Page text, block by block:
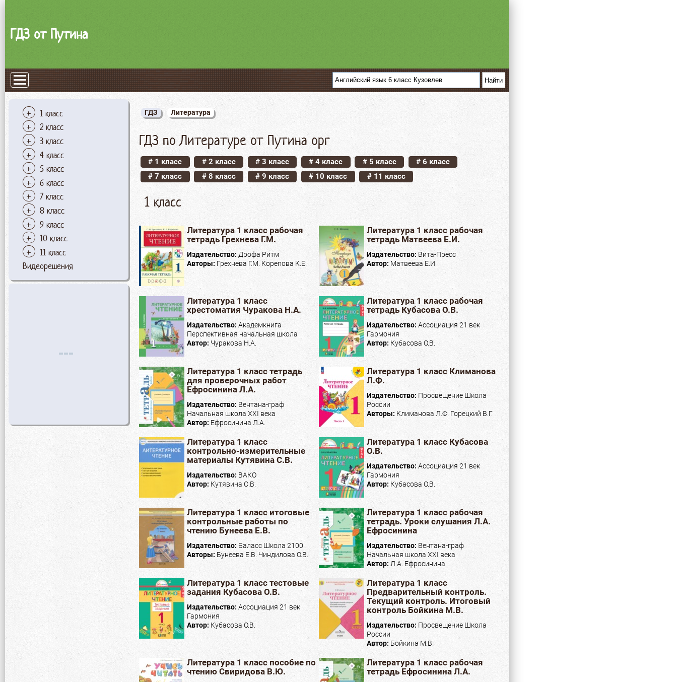
ГДЗ от Путина
1 класс
2 класс
3 класс
4 класс
5 класс
6 класс
7 класс
8 класс
9 класс
10 класс
11 класс
Видеорешения
ГДЗ Литература
ГДЗ по Литературе от Путина орг
# 1 класс # 2 класс # 3 класс # 4 класс # 5 класс
# 6 класс
# 7 класс
# 8 класс # 9 класс # 10 класс # 11 класс
1 класс
Литература 1 класс рабочая
тетрадь Грехнева Г.М.
Издательство: Дрофа Ритм
Авторы: Грехнева Г.М. Корепова К.Е.
Литература 1 класс рабочая
тетрадь Матвеева Е.И.
Издательство: Вита-Пресс
Автор: Матвеева Е.И.
Литература 1 класс
хрестоматия Чуракова Н.А.
Издательство: Академкнига
Перспективная начальная школа
Автор: Чуракова Н.А.
Литература 1 класс рабочая
тетрадь Кубасова О.В.
Издательство: Ассоциация 21 век
Гармония
Автор: Кубасова О.В.
Литература 1 класс тетрадь
для проверочных работ
Ефросинина Л.А.
Издательство: Вентана-граф
Начальная школа XXI века
Автор: Ефросинина Л.А.
Литература 1 класс Климанова
Л.Ф.
Издательство: Просвещение Школа
России
Авторы: Климанова Л.Ф. Горецкий В.Г.
Литература 1 класс
контрольно-измерительные
материалы Кутявина С.В.
Издательство: ВАКО
Автор: Кутявина С.В.
Литература 1 класс Кубасова
О.В.
Издательство: Ассоциация 21 век
Гармония
Автор: Кубасова О.В.
Литература 1 класс итоговые
контрольные работы по
чтению Бунеева Е.В.
Издательство: Баласс Школа 2100
Авторы: Бунеева Е.В. Чиндилова О.В.
Литература 1 класс рабочая
тетрадь. Уроки слушания Л.А.
Ефросинина
Издательство: Вентана-граф
Начальная школа XXI века
Автор: Л.А. Ефросинина
Литература 1 класс тестовые
задания Кубасова О.В.
Издательство: Ассоциация 21 век
Гармония
Автор: Кубасова О.В.
Литература 1 класс
Предварительный контроль.
Текущий контроль. Итоговый
контроль Бойкина М.В.
Издательство: Просвещение Школа
России
Автор: Бойкина М.В.
Литература 1 класс пособие по
чтению Свиридова В.Ю.
Литература 1 класс рабочая
тетрадь Ефросинина Л.А.